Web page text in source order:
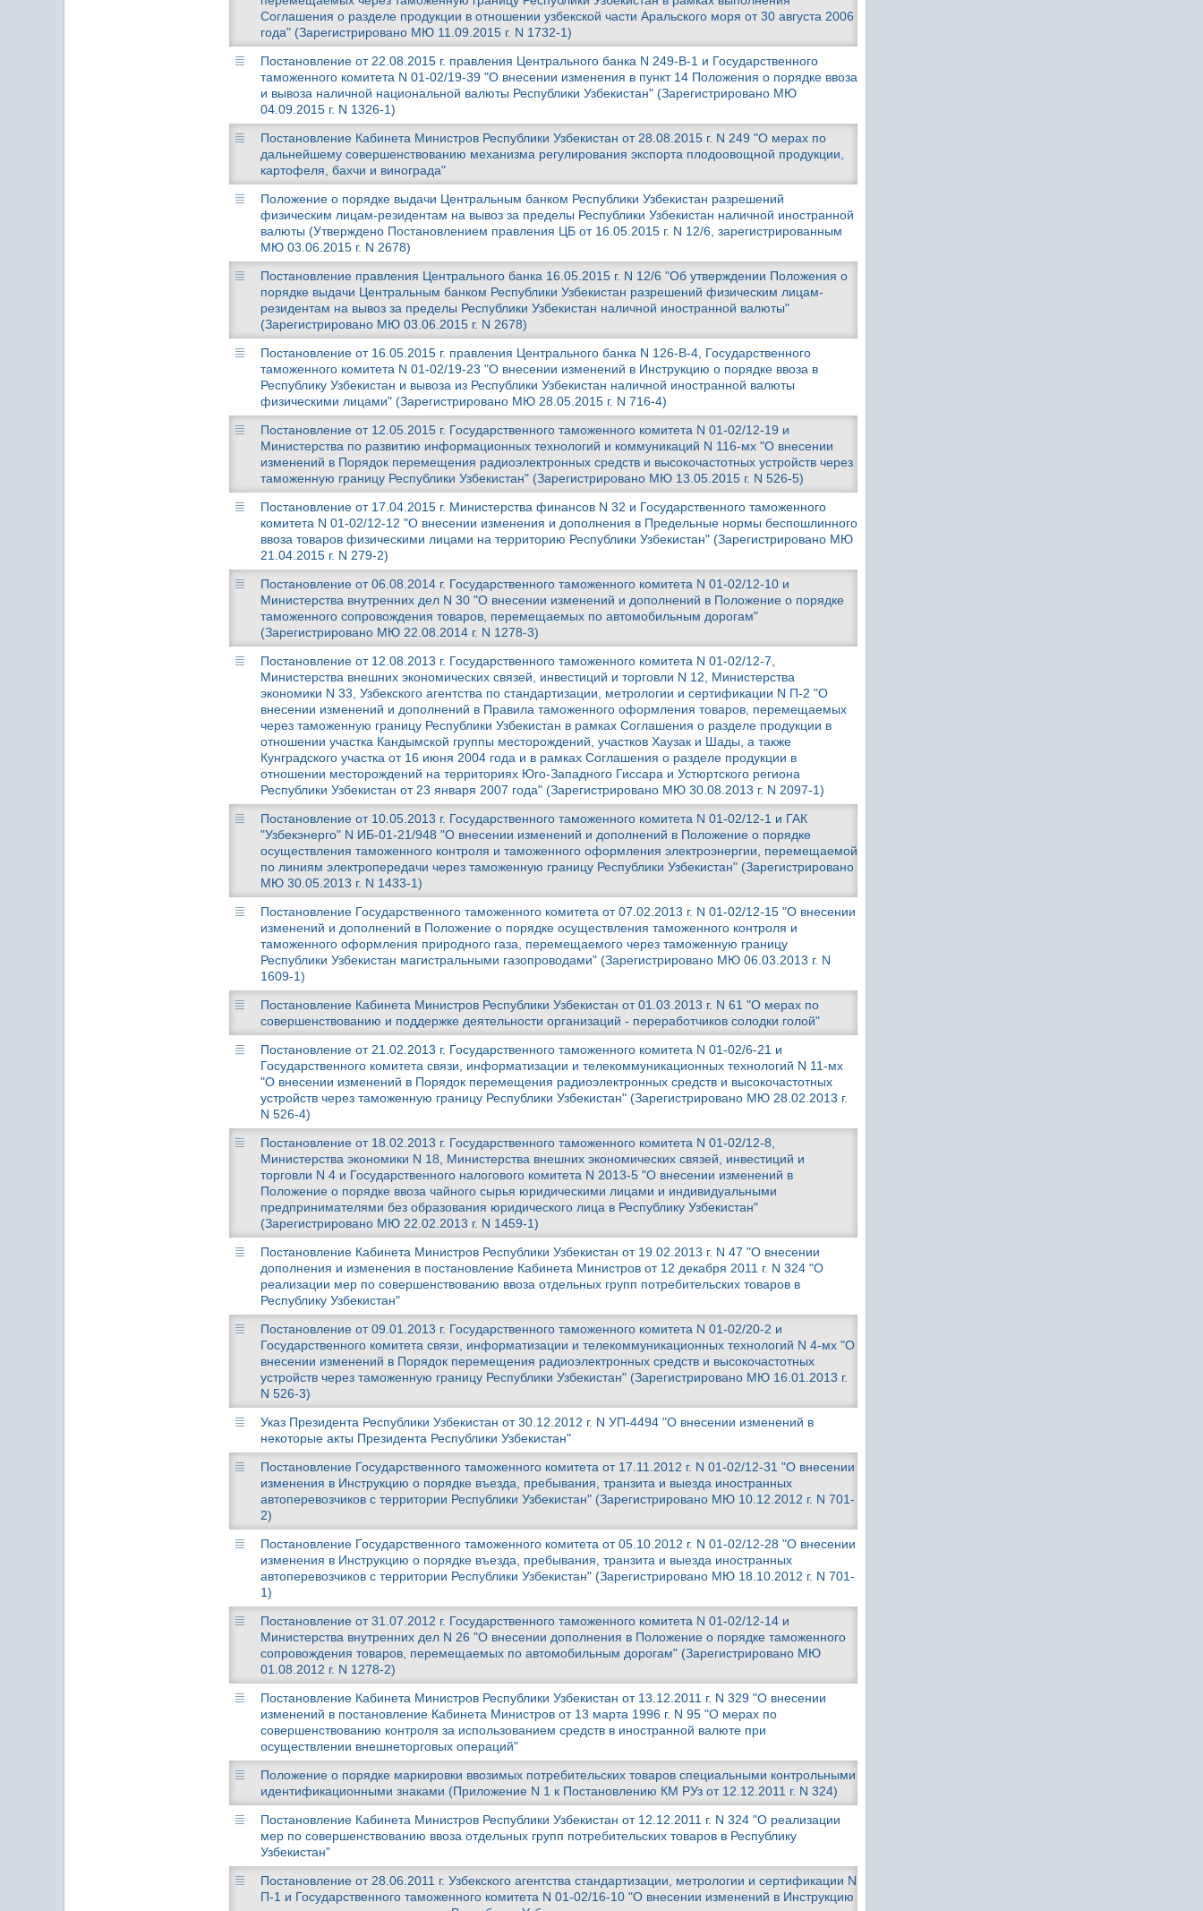
Соглашения о разделе продукции в отношении узбекской части Аральского моря от 30 августа 2006
года" (Зарегистрировано МЮ 11.09.2015 г. N 1732-1)
Постановление от 22.08.2015 г. правления Центрального банка N 249-В-1 и Государственного
таможенного комитета N 01-02/19-39 "О внесении изменения в пункт 14 Положения о порядке ввоза
и вывоза наличной национальной валюты Республики Узбекистан" (Зарегистрировано МЮ
04.09.2015 г. N 1326-1)
Постановление Кабинета Министров Республики Узбекистан от 28.08.2015 г. N 249 "О мерах по
дальнейшему совершенствованию механизма регулирования экспорта плодоовощной продукции,
картофеля, бахчи и винограда"
Положение о порядке выдачи Центральным банком Республики Узбекистан разрешений
физическим лицам-резидентам на вывоз за пределы Республики Узбекистан наличной иностранной
валюты (Утверждено Постановлением правления ЦБ от 16.05.2015 г. N 12/6, зарегистрированным
МЮ 03.06.2015 г. N 2678)
Постановление правления Центрального банка 16.05.2015 г. N 12/6 "Об утверждении Положения о
порядке выдачи Центральным банком Республики Узбекистан разрешений физическим лицам-
резидентам на вывоз за пределы Республики Узбекистан наличной иностранной валюты"
(Зарегистрировано МЮ 03.06.2015 г. N 2678)
Постановление от 16.05.2015 г. правления Центрального банка N 126-В-4, Государственного
таможенного комитета N 01-02/19-23 "О внесении изменений в Инструкцию о порядке ввоза в
Республику Узбекистан и вывоза из Республики Узбекистан наличной иностранной валюты
физическими лицами" (Зарегистрировано МЮ 28.05.2015 г. N 716-4)
Постановление от 12.05.2015 г. Государственного таможенного комитета N 01-02/12-19 и
Министерства по развитию информационных технологий и коммуникаций N 116-мх "О внесении
изменений в Порядок перемещения радиоэлектронных средств и высокочастотных устройств через
таможенную границу Республики Узбекистан" (Зарегистрировано МЮ 13.05.2015 г. N 526-5)
Постановление от 17.04.2015 г. Министерства финансов N 32 и Государственного таможенного
комитета N 01-02/12-12 "О внесении изменения и дополнения в Предельные нормы беспошлинного
ввоза товаров физическими лицами на территорию Республики Узбекистан" (Зарегистрировано МЮ
21.04.2015 г. N 279-2)
Постановление от 06.08.2014 г. Государственного таможенного комитета N 01-02/12-10 и
Министерства внутренних дел N 30 "О внесении изменений и дополнений в Положение о порядке
таможенного сопровождения товаров, перемещаемых по автомобильным дорогам"
(Зарегистрировано МЮ 22.08.2014 г. N 1278-3)
Постановление от 12.08.2013 г. Государственного таможенного комитета N 01-02/12-7,
Министерства внешних экономических связей, инвестиций и торговли N 12, Министерства
экономики N 33, Узбекского агентства по стандартизации, метрологии и сертификации N П-2 "О
внесении изменений и дополнений в Правила таможенного оформления товаров, перемещаемых
через таможенную границу Республики Узбекистан в рамках Соглашения о разделе продукции в
отношении участка Кандымской группы месторождений, участков Хаузак и Шады, а также
Кунградского участка от 16 июня 2004 года и в рамках Соглашения о разделе продукции в
отношении месторождений на территориях Юго-Западного Гиссара и Устюртского региона
Республики Узбекистан от 23 января 2007 года" (Зарегистрировано МЮ 30.08.2013 г. N 2097-1)
Постановление от 10.05.2013 г. Государственного таможенного комитета N 01-02/12-1 и ГАК
"Узбекэнерго" N ИБ-01-21/948 "О внесении изменений и дополнений в Положение о порядке
осуществления таможенного контроля и таможенного оформления электроэнергии, перемещаемой
по линиям электропередачи через таможенную границу Республики Узбекистан" (Зарегистрировано
МЮ 30.05.2013 г. N 1433-1)
Постановление Государственного таможенного комитета от 07.02.2013 г. N 01-02/12-15 "О внесении
изменений и дополнений в Положение о порядке осуществления таможенного контроля и
таможенного оформления природного газа, перемещаемого через таможенную границу
Республики Узбекистан магистральными газопроводами" (Зарегистрировано МЮ 06.03.2013 г. N
1609-1)
Постановление Кабинета Министров Республики Узбекистан от 01.03.2013 г. N 61 "О мерах по
совершенствованию и поддержке деятельности организаций - переработчиков солодки голой"
Постановление от 21.02.2013 г. Государственного таможенного комитета N 01-02/6-21 и
Государственного комитета связи, информатизации и телекоммуникационных технологий N 11-мх
"О внесении изменений в Порядок перемещения радиоэлектронных средств и высокочастотных
устройств через таможенную границу Республики Узбекистан" (Зарегистрировано МЮ 28.02.2013 г.
N 526-4)
Постановление от 18.02.2013 г. Государственного таможенного комитета N 01-02/12-8,
Министерства экономики N 18, Министерства внешних экономических связей, инвестиций и
торговли N 4 и Государственного налогового комитета N 2013-5 "О внесении изменений в
Положение о порядке ввоза чайного сырья юридическими лицами и индивидуальными
предпринимателями без образования юридического лица в Республику Узбекистан"
(Зарегистрировано МЮ 22.02.2013 г. N 1459-1)
Постановление Кабинета Министров Республики Узбекистан от 19.02.2013 г. N 47 "О внесении
дополнения и изменения в постановление Кабинета Министров от 12 декабря 2011 г. N 324 "О
реализации мер по совершенствованию ввоза отдельных групп потребительских товаров в
Республику Узбекистан"
Постановление от 09.01.2013 г. Государственного таможенного комитета N 01-02/20-2 и
Государственного комитета связи, информатизации и телекоммуникационных технологий N 4-мх "О
внесении изменений в Порядок перемещения радиоэлектронных средств и высокочастотных
устройств через таможенную границу Республики Узбекистан" (Зарегистрировано МЮ 16.01.2013 г.
N 526-3)
Указ Президента Республики Узбекистан от 30.12.2012 г. N УП-4494 "О внесении изменений в
некоторые акты Президента Республики Узбекистан"
Постановление Государственного таможенного комитета от 17.11.2012 г. N 01-02/12-31 "О внесении
изменения в Инструкцию о порядке въезда, пребывания, транзита и выезда иностранных
автоперевозчиков с территории Республики Узбекистан" (Зарегистрировано МЮ 10.12.2012 г. N 701-
2)
Постановление Государственного таможенного комитета от 05.10.2012 г. N 01-02/12-28 "О внесении
изменения в Инструкцию о порядке въезда, пребывания, транзита и выезда иностранных
автоперевозчиков с территории Республики Узбекистан" (Зарегистрировано МЮ 18.10.2012 г. N 701-
1)
Постановление от 31.07.2012 г. Государственного таможенного комитета N 01-02/12-14 и
Министерства внутренних дел N 26 "О внесении дополнения в Положение о порядке таможенного
сопровождения товаров, перемещаемых по автомобильным дорогам" (Зарегистрировано МЮ
01.08.2012 г. N 1278-2)
Постановление Кабинета Министров Республики Узбекистан от 13.12.2011 г. N 329 "О внесении
изменений в постановление Кабинета Министров от 13 марта 1996 г. N 95 "О мерах по
совершенствованию контроля за использованием средств в иностранной валюте при
осуществлении внешнеторговых операций"
Положение о порядке маркировки ввозимых потребительских товаров специальными контрольными
идентификационными знаками (Приложение N 1 к Постановлению КМ РУз от 12.12.2011 г. N 324)
Постановление Кабинета Министров Республики Узбекистан от 12.12.2011 г. N 324 "О реализации
мер по совершенствованию ввоза отдельных групп потребительских товаров в Республику
Узбекистан"
Постановление от 28.06.2011 г. Узбекского агентства стандартизации, метрологии и сертификации N
П-1 и Государственного таможенного комитета N 01-02/16-10 "О внесении изменений в Инструкцию